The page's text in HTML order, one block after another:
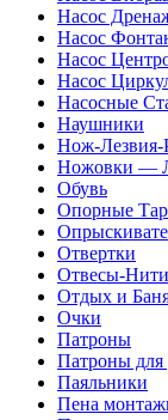
Насос
Насос
Насос
Насос
Насосные
Наушники
Нож-Лезвия-
Ножовки —
Обувь
Опорные
Отвертки
Отвесы-
Отдых и
Очки
Патроны
Патроны для
Паяльники
Пена